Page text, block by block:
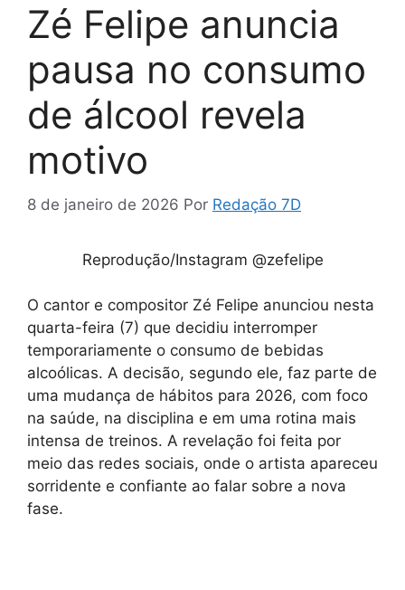
Zé Felipe anuncia
pausa no consumo
de álcool revela
motivo
8 de janeiro de 2026 Por Redação 7D
Reprodução/Instagram @zefelipe
O cantor e compositor Zé Felipe anunciou nesta
quarta-feira (7) que decidiu interromper
temporariamente o consumo de bebidas
alcoólicas. A decisão, segundo ele, faz parte de
uma mudança de hábitos para 2026, com foco
na saúde, na disciplina e em uma rotina mais
intensa de treinos. A revelação foi feita por
meio das redes sociais, onde o artista apareceu
sorridente e confiante ao falar sobre a nova
fase.